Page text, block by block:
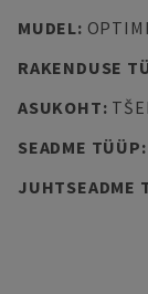
MUDEL:
RAKENDUSE
ASUKOHT:
SEADME TÜÜP
JUHTSEADME